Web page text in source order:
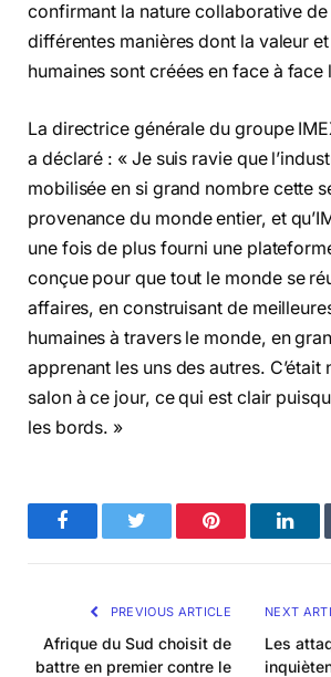
confirmant la nature collaborative de
différentes manières dont la valeur
humaines sont créées en face à face
La directrice générale du groupe
a déclaré : « Je suis ravie que
mobilisée en si grand nombre cette
provenance du monde entier, et
une fois de plus fourni une
conçue pour que tout le monde se
affaires, en construisant de
humaines à travers le monde, en
apprenant les uns des autres. C’était
salon à ce jour, ce qui est clair
les bords. »
FacebookTwitter Pinterest
PREVIOUS ARTICLE
Afrique du Sud choisit de
battre en premier contre le
NEXT
Les